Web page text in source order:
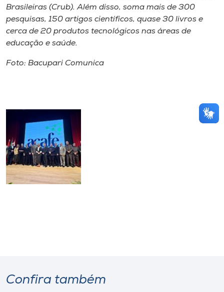
Brasileiras (Crub). Além disso, soma mais de 300
pesquisas, 150 artigos científicos, quase 30 livros e
cerca de 20 produtos tecnológicos nas áreas de
educação e saúde.
Foto: Bacupari Comunica
Confira também